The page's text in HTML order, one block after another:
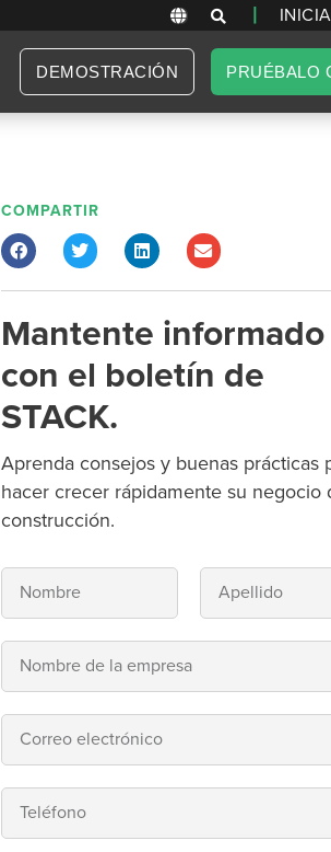
|
DEMOSTRACIÓN PRUÉBALO
COMPARTIR
Mantente informado
con el boletín de
STACK.
Aprenda consejos y buenas prácticas
hacer crecer rápidamente su negocio
construcción.